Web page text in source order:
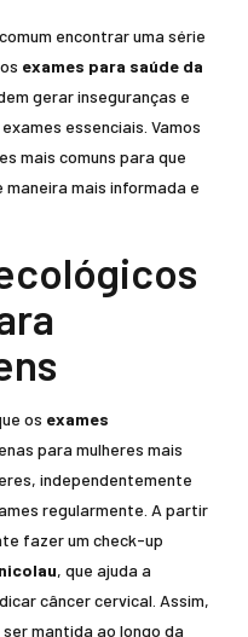
encontrar uma série
exames para saúde da
gerar inseguranças e
essenciais. Vamos
mais comuns para que
mais informada e
os exames
para mulheres mais
independentemente
regularmente. A partir
fazer um check-up
, que ajuda a
câncer cervical. Assim,
mantida ao longo da